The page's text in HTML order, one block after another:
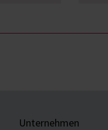
Unternehmen